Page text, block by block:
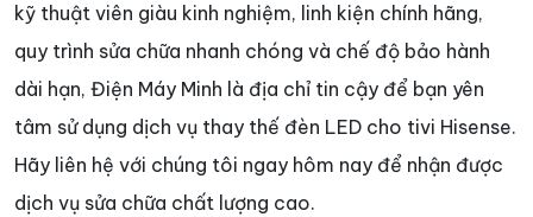
kỹ thuật viên giàu kinh nghiệm, linh kiện chính hãng,
quy trình sửa chữa nhanh chóng và chế độ bảo hành
dài hạn, Điện Máy Minh là địa chỉ tin cậy để bạn yên
tâm sử dụng dịch vụ thay thế đèn LED cho tivi Hisense.
Hãy liên hệ với chúng tôi ngay hôm nay để nhận được
dịch vụ sửa chữa chất lượng cao.